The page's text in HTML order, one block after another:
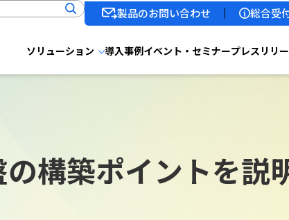
製品のお問い合わせ 総合受
ソリューション 導入事例イベント・セミナープレスリリ
構築ポイントを説